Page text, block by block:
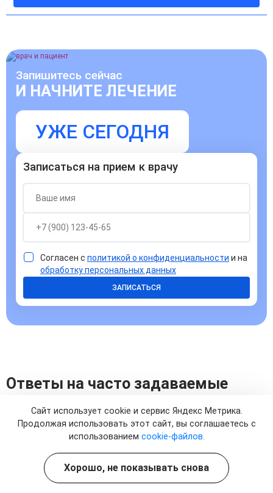
Запишитесь сейчас
И НАЧНИТЕ ЛЕЧЕНИЕ
УЖЕ СЕГОДНЯ
Записаться на прием к врачу
Согласен с политикой о конфиденциальности и на
обработку персональных данных
ЗАПИСАТЬСЯ
Ответы на часто задаваемые
вопросы
Что такое Кавинтон и зачем его вводят
Сайт использует cookie и сервис Яндекс Метрика.
Продолжая использовать этот сайт, вы соглашаетесь с
использованием cookie-файлов.
Хорошо, не показывать снова